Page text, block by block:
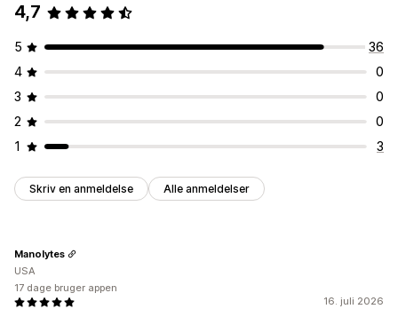
4,7
5
36
4
0
3
0
2
0
1
3
Skriv en anmeldelse Alle anmeldelser
16. juli 2026
Manolytes
USA
17 dage bruger appen